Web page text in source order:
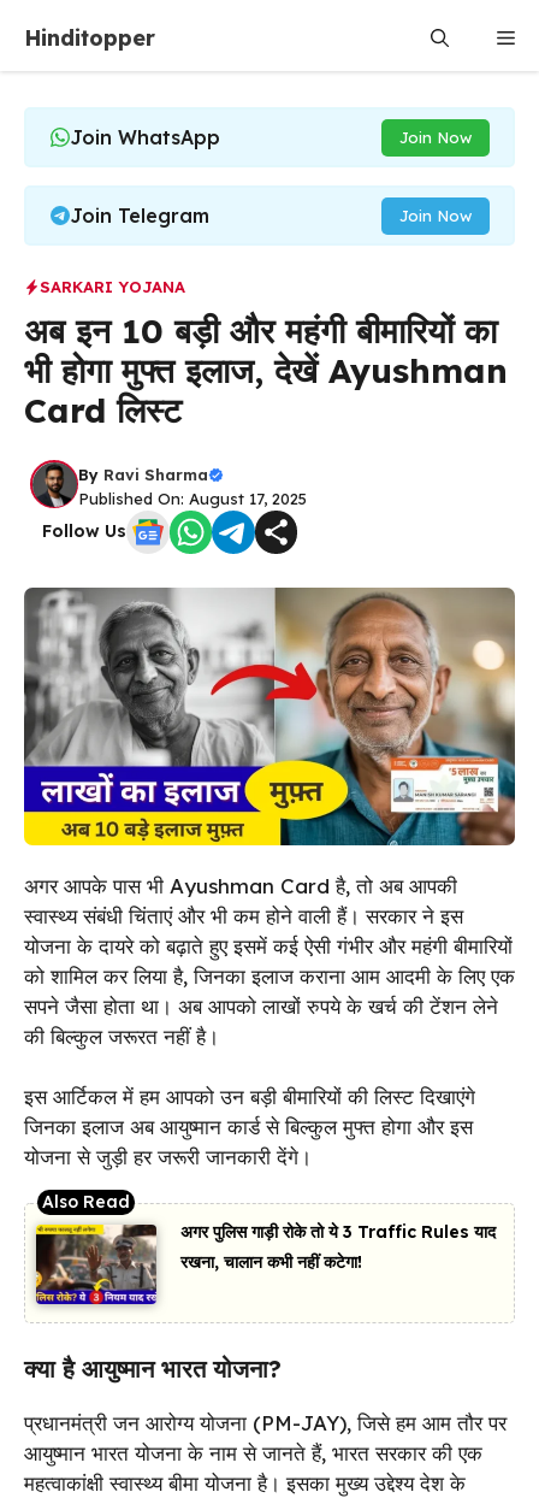
content
Hinditopper
Join WhatsApp Join Now
Join Telegram Join Now
SARKARI YOJANA
अब इन 10 बड़ी और महंगी बीमारियों का
भी होगा मुफ्त इलाज, देखें Ayushman
Card लिस्ट
By Ravi Sharma
Published On: August 17, 2025
Follow Us
अगर आपके पास भी Ayushman Card है, तो अब आपकी
स्वास्थ्य संबंधी चिंताएं और भी कम होने वाली हैं। सरकार ने इस
योजना के दायरे को बढ़ाते हुए इसमें कई ऐसी गंभीर और महंगी बीमारियों
को शामिल कर लिया है, जिनका इलाज कराना आम आदमी के लिए एक
सपने जैसा होता था। अब आपको लाखों रुपये के खर्च की टेंशन लेने
की बिल्कुल जरूरत नहीं है।
इस आर्टिकल में हम आपको उन बड़ी बीमारियों की लिस्ट दिखाएंगे
जिनका इलाज अब आयुष्मान कार्ड से बिल्कुल मुफ्त होगा और इस
योजना से जुड़ी हर जरूरी जानकारी देंगे।
अगर पुलिस गाड़ी रोके तो ये 3 Traffic Rules याद
रखना, चालान कभी नहीं कटेगा!
क्या है आयुष्मान भारत योजना?
प्रधानमंत्री जन आरोग्य योजना (PM-JAY), जिसे हम आम तौर पर
आयुष्मान भारत योजना के नाम से जानते हैं, भारत सरकार की एक
महत्वाकांक्षी स्वास्थ्य बीमा योजना है। इसका मुख्य उद्देश्य देश के